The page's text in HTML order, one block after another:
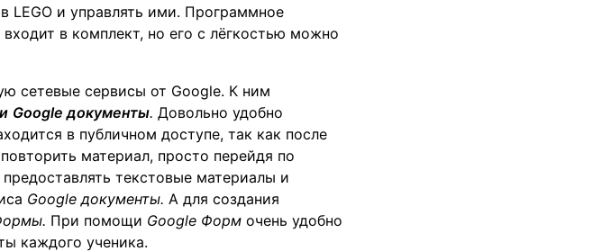
LEGO и управлять ими. Программное
в комплект, но его с лёгкостью можно
сетевые сервисы от Google. К ним
и Google документы. Довольно удобно
в публичном доступе, так как после
материал, просто перейдя по
текстовые материалы и
Google документы. А для создания
При помощи Google Форм очень удобно
каждого ученика.